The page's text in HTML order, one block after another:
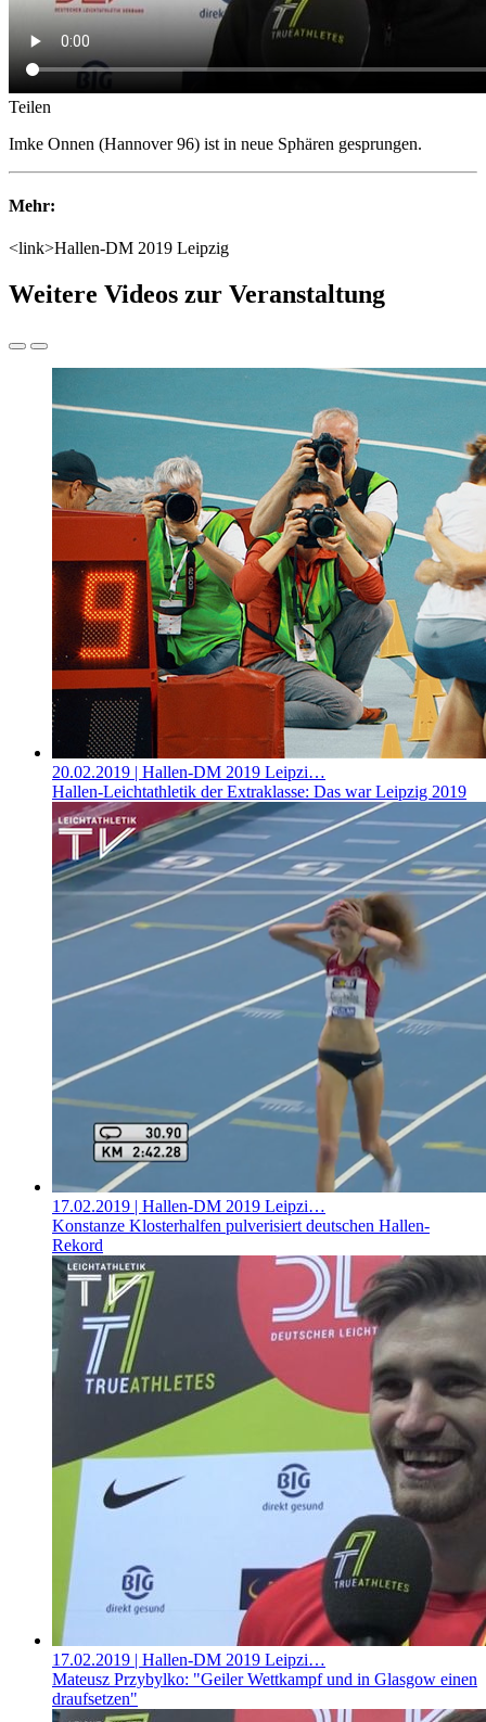
Teilen
Imke Onnen (Hannover 96) ist in neue Sphären gesprungen.
Mehr:
<link>Hallen-DM 2019 Leipzig
Weitere Videos zur Veranstaltung
20.02.2019 | Hallen-DM 2019 Leipzi…
Hallen-Leichtathletik der Extraklasse: Das war Leipzig 2019
17.02.2019 | Hallen-DM 2019 Leipzi…
Konstanze Klosterhalfen pulverisiert deutschen Hallen-
Rekord
17.02.2019 | Hallen-DM 2019 Leipzi…
Mateusz Przybylko: "Geiler Wettkampf und in Glasgow einen
draufsetzen"